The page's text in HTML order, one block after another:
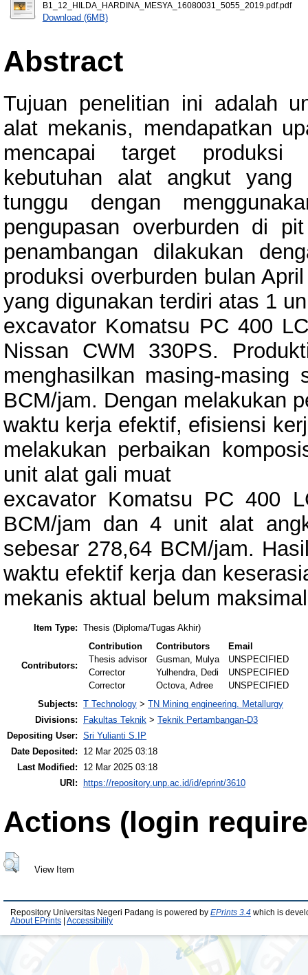
B1_12_HILDA_HARDINA_MESYA_16080031_5055_2019.pdf.pdf
Download (6MB)
Abstract
Tujuan penelitian ini adalah
alat mekanis, mendapatkan
mencapai target produksi
kebutuhan alat angkut yang
tunggu dengan
pengupasan overburden di
penambangan dilakukan
produksi overburden bulan
yang digunakan terdiri atas 1
excavator Komatsu PC 400
Nissan CWM 330PS.
menghasilkan masing-
BCM/jam. Dengan melakukan
waktu kerja efektif, efisiensi
melakukan perbaikan
unit alat gali muat
excavator Komatsu PC 400
BCM/jam dan 4 unit alat
sebesar 278,64 BCM/jam.
waktu efektif kerja dan
mekanis aktual belum
Item Type: Thesis (Diploma/Tugas Akhir)
Contributors:
Contribution Contributors
Email
Thesis advisor
Gusman, Mulya
UNSPECIFIED
Corrector
Yulhendra, Dedi
UNSPECIFIED
Corrector
Octova, Adree
UNSPECIFIED
Subjects: T Technology > TN Mining engineering. Metallurgy
Divisions:
Fakultas Teknik > Teknik Pertambangan-D3
Depositing User: Sri Yulianti S.IP
Date Deposited:
12 Mar 2025 03:18
Last Modified:
12 Mar 2025 03:18
URI:
https://repository.unp.ac.id/id/eprint/3610
Actions (login
View Item
Repository Universitas Negeri Padang is powered by EPrints 3.4 which is
About EPrints
Accessibility